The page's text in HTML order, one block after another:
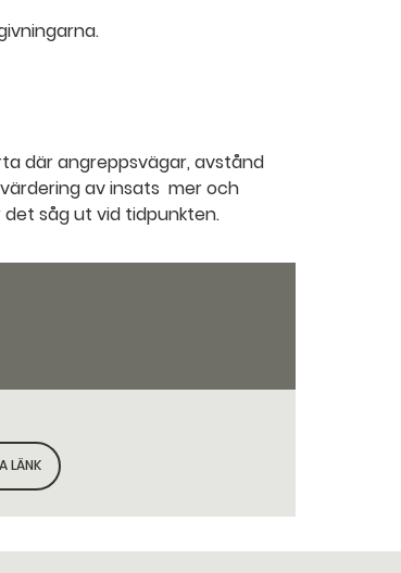
där angreppsvägar, avstånd
av insats mer och
såg ut vid tidpunkten.
KOPIERA SIDANS LÄNK
LÄNK